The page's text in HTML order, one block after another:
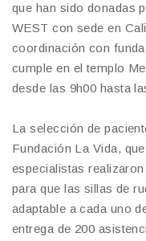
que han sido donadas
WEST con sede en
coordinación con
cumple en el templo
desde las 9h00 hasta
La selección de
Fundación La Vida,
especialistas
para que las sillas de
adaptable a cada uno
entrega de 200